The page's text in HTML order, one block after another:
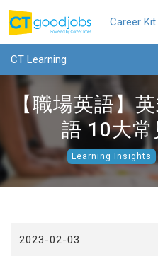
CTgoodjobs
Career Kit
CT Learning
【職場英語】
語 10大
Learning Insights
2023-02-03